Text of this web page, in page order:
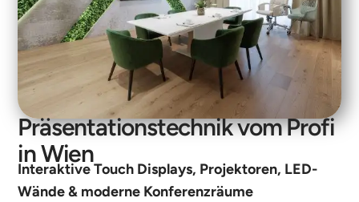
Präsentationstechnik vom Profi
in Wien
Interaktive Touch Displays, Projektoren, LED-
Wände & moderne Konferenzräume